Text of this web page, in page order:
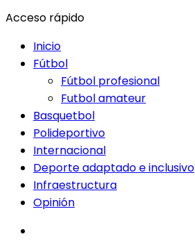
Acceso rápido
Inicio
Fútbol
Fútbol profesional
Futbol amateur
Basquetbol
Polideportivo
Internacional
Deporte adaptado e inclusivo
Infraestructura
Opinión